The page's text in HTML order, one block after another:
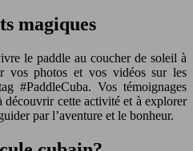
magiques
le paddle au coucher de soleil à
vos photos et vos vidéos sur les
#PaddleCuba. Vos témoignages
découvrir cette activité et à explorer
par l’aventure et le bonheur.